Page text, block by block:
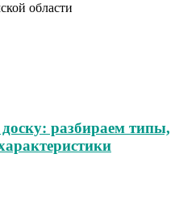
области
разбираем типы,